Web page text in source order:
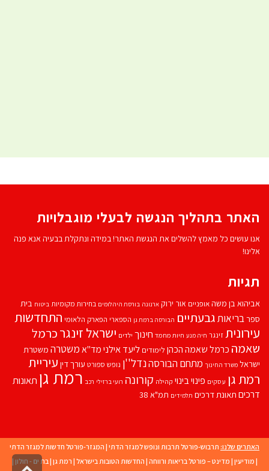
האתר בתהליך הנגשה לבעלי מוגבלויות
אנו עושים כל מאמץ להשלים את הנגשת האתר! במידה ונתקלת בבעיה אנא פנה
אלינו!
תגיות
אביהוא בן משהאופניים אור ירוק ארנונה בורסת היהלומים בחירות מקומיות ביטוח בית
ספרבריאותגבעתיים הבורסה ברמת גן הספארי הפארק הלאומי התחדשות
עירוניתזינגר חיה מנע חיות מחמד חינוך ילדים ישראל זינגרכרמל
שאמה כרמל שאמה הכהן לימודים ליעד אילנימד''אמשטרה משטרת
ישראל משרד החינוך מתחם הבורסהנדל''ן נופש ספורט עורך דין עיריית
רמת גן עסקים פינוי בינוי קהילה קורונה רועי ברזילי רכב רמת גן תאונות
דרכים תאונת דרכים תלמידים תמ"א 38
האתרים שלנו: תרבוש-פורטל תרבות ונופש למגזר הדתי | המגזר-פורטל חדשות למגזר הדתי
| מודיעין | מדינט – פורטל בריאות ורווחה | החדשות הטובות בישראל | רמת גן | בת ים - חולון |